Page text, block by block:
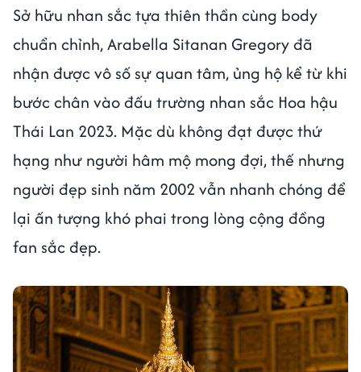
Sở hữu nhan sắc tựa thiên thần cùng body
chuẩn chỉnh, Arabella Sitanan Gregory đã
nhận được vô số sự quan tâm, ủng hộ kể từ khi
bước chân vào đấu trường nhan sắc Hoa hậu
Thái Lan 2023. Mặc dù không đạt được thứ
hạng như người hâm mộ mong đợi, thế nhưng
người đẹp sinh năm 2002 vẫn nhanh chóng để
lại ấn tượng khó phai trong lòng cộng đồng
fan sắc đẹp.